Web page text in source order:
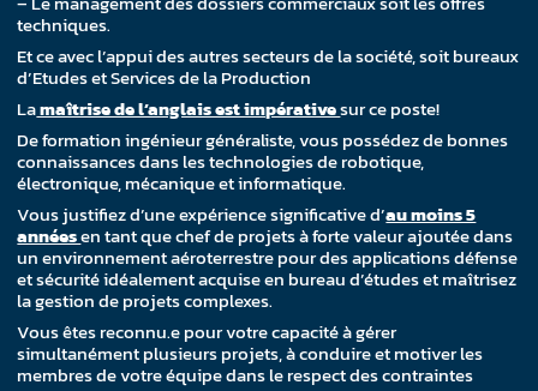
techniques.
Et ce avec l’appui des autres secteurs de la société, soit bureaux
d’Etudes et Services de la Production
Lamaîtrise de l’anglais est impérativesur ce poste!
De formation ingénieur généraliste, vous possédez de bonnes
connaissances dans les technologies de robotique,
électronique, mécanique et informatique.
Vous justifiez d’une expérience significative d’au moins 5
annéesen tant que chef de projets à forte valeur ajoutée dans
un environnement aéroterrestre pour des applications défense
et sécurité idéalement acquise en bureau d’études et maîtrisez
la gestion de projets complexes.
Vous êtes reconnu.e pour votre capacité à gérer
simultanément plusieurs projets, à conduire et motiver les
membres de votre équipe dans le respect des contraintes